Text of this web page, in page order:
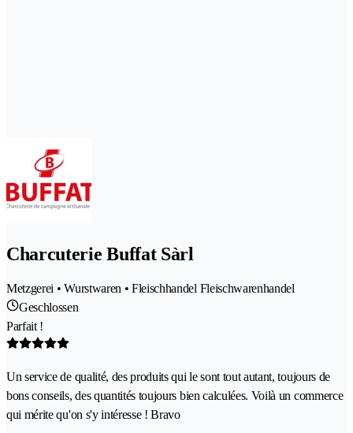
Charcuterie Buffat Sàrl
Metzgerei • Wurstwaren • Fleischhandel Fleischwarenhandel
Geschlossen
Parfait !
Un service de qualité, des produits qui le sont tout autant, toujours de
bons conseils, des quantités toujours bien calculées. Voilà un commerce
qui mérite qu'on s'y intéresse ! Bravo